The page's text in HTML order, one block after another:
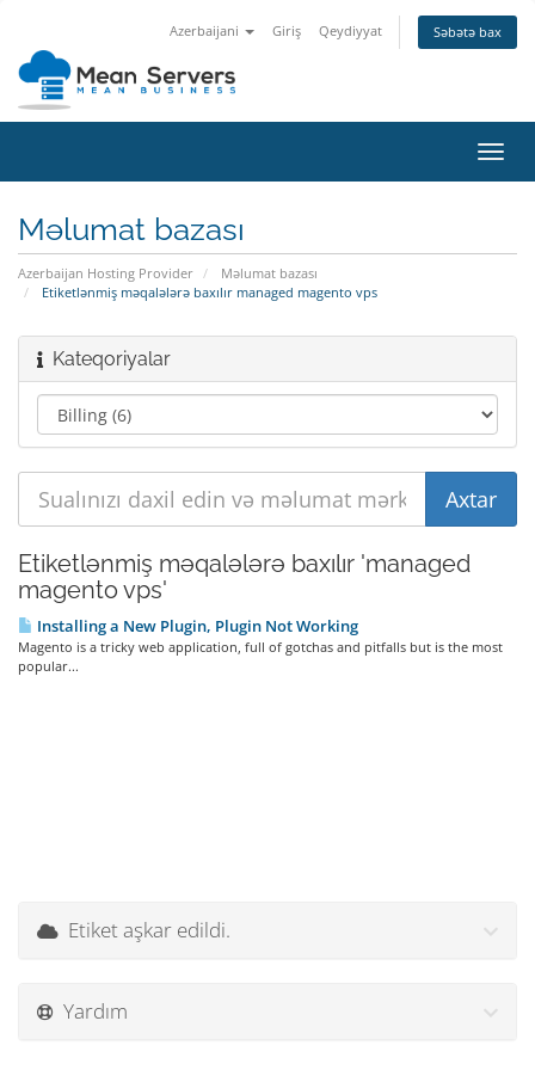
Azerbaijani Giriş Qeydiyyat Səbətə bax
keçid
Məlumat bazası
Azerbaijan Hosting Provider
Məlumat bazası
Etiketlənmiş məqalələrə baxılır managed magento vps
Kateqoriyalar
Etiketlənmiş məqalələrə baxılır 'managed
magento vps'
Installing a New Plugin, Plugin Not Working
Magento is a tricky web application, full of gotchas and pitfalls but is the most
popular...
Etiket aşkar edildi.
Yardım